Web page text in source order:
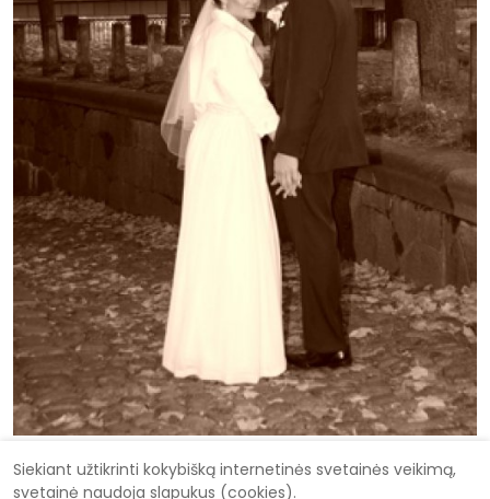
Siekiant užtikrinti kokybišką internetinės svetainės veikimą,
svetainė naudoja slapukus (cookies).